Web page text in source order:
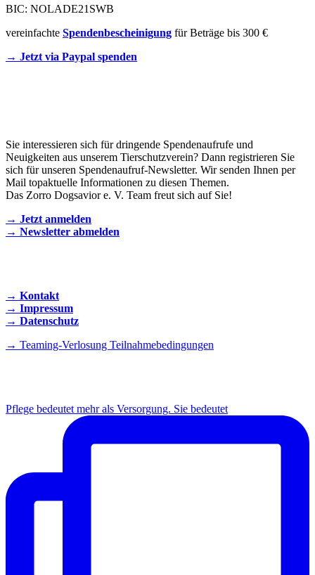
BIC: NOLADE21SWB
vereinfachte Spendenbescheinigung für Beträge bis 300 €
→ Jetzt via Paypal spenden
Sie interessieren sich für dringende Spendenaufrufe und
Neuigkeiten aus unserem Tierschutzverein? Dann registrieren Sie
sich für unseren Spendenaufruf-Newsletter. Wir senden Ihnen per
Mail topaktuelle Informationen zu diesen Themen.
Das Zorro Dogsavior e. V. Team freut sich auf Sie!
→ Jetzt anmelden
→ Newsletter abmelden
→ Kontakt
→ Impressum
→ Datenschutz
→ Teaming-Verlosung Teilnahmebedingungen
Pflege bedeutet mehr als Versorgung. Sie bedeutet